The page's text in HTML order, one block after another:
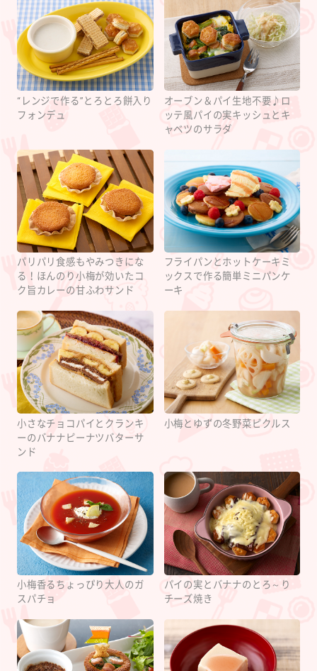
“レンジで作る”とろとろ餅入り
フォンデュ
オーブン＆パイ生地不要♪ロ
ッテ風パイの実キッシュとキ
ャベツのサラダ
パリパリ食感もやみつきにな
る！ほんのり小梅が効いたコ
ク旨カレーの甘ふわサンド
フライパンとホットケーキミ
ックスで作る簡単ミニパンケ
ーキ
小さなチョコパイとクランキ
ーのバナナピーナツバターサ
ンド
小梅とゆずの冬野菜ピクルス
小梅香るちょっぴり大人のガ
スパチョ
パイの実とバナナのとろ～り
チーズ焼き